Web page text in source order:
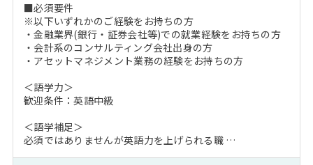
■必須要件
※以下いずれかのご経験をお持ちの方
・金融業界(銀行・証券会社等)での就業経験をお持ちの方
・会計系のコンサルティング会社出身の方
・アセットマネジメント業務の経験をお持ちの方
＜語学力＞
歓迎条件：英語中級
＜語学補足＞
必須ではありませんが英語力を上げられる職 …